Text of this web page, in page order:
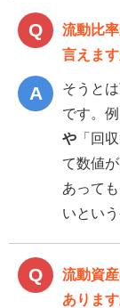
流動比
言えます
そうと
です。
や 「回
て数値
あって
いとい
流動資
ありま